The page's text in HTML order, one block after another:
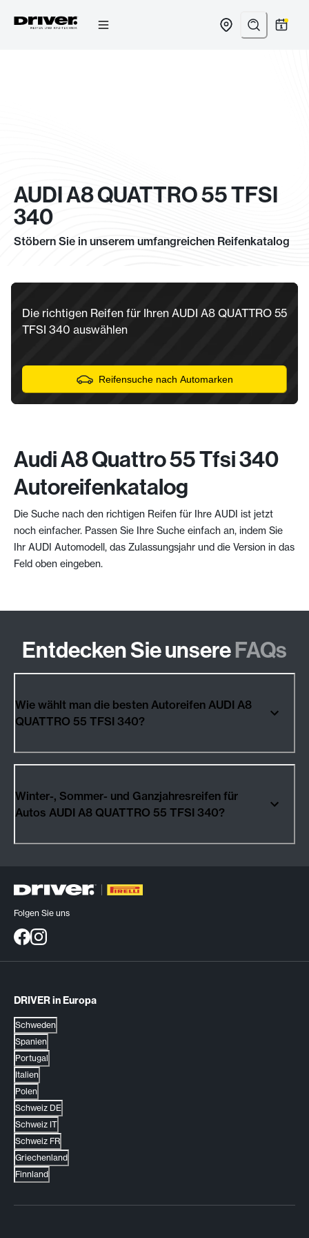
AUDI A8 QUATTRO 55 TFSI
340
Stöbern Sie in unserem umfangreichen Reifenkatalog
Die richtigen Reifen für Ihren AUDI A8 QUATTRO 55
TFSI 340 auswählen
Reifensuche nach Automarken
Audi A8 Quattro 55 Tfsi 340
Autoreifenkatalog
Die Suche nach den richtigen Reifen für Ihre AUDI ist jetzt
noch einfacher. Passen Sie Ihre Suche einfach an, indem Sie
Ihr AUDI Automodell, das Zulassungsjahr und die Version in das
Feld oben eingeben.
Entdecken Sie unsereFAQs
Wie wählt man die besten Autoreifen AUDI A8
QUATTRO 55 TFSI 340?
Winter-, Sommer- und Ganzjahresreifen für
Autos AUDI A8 QUATTRO 55 TFSI 340?
Folgen Sie uns
DRIVER in Europa
Schweden
Spanien
Portugal
Italien
Polen
Schweiz DE
Schweiz IT
Schweiz FR
Griechenland
Finnland